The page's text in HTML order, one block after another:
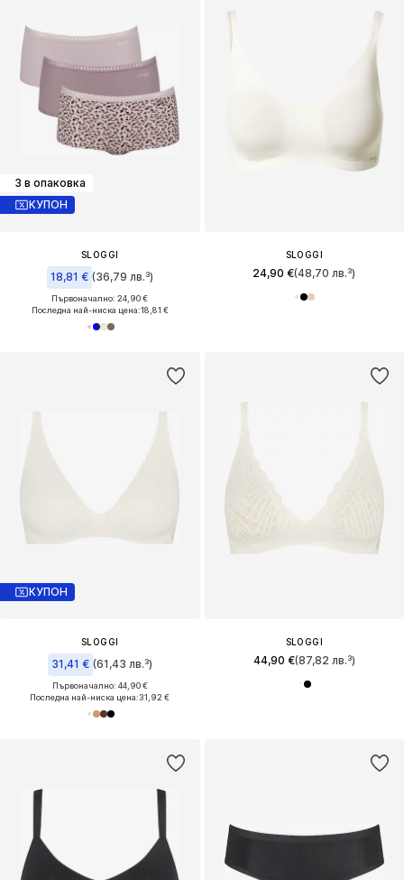
3 в опаковка
КУПОН
SLOGGI
18,81 € (36,79 лв.³)
Първоначално: 24,90 €
Последна най-ниска цена:18,81 €
SLOGGI
24,90 €(48,70 лв.³)
КУПОН
SLOGGI
31,41 € (61,43 лв.³)
Първоначално: 44,90 €
Последна най-ниска цена:31,92 €
SLOGGI
44,90 €(87,82 лв.³)